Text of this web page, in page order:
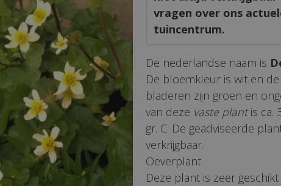
vragen over ons
tuincentrum.
De nederlandse naam is
De bloemkleur is wit en
bladeren zijn groen en
van deze vaste plantis ca.
gr. C. De geadviseerde
verkrijgbaar.
Oeverplant.
Deze plant is zeer